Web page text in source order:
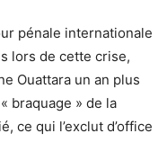
pénale internationale
lors de cette crise,
Ouattara un an plus
braquage » de la
ce qui l’exclut d’office